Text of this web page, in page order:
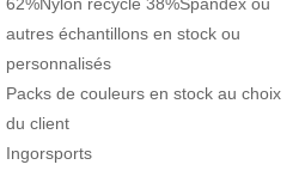
62%Nylon recyclé 38%Spandex ou
autres échantillons en stock ou
personnalisés
Packs de couleurs en stock au choix
du client
Ingorsports